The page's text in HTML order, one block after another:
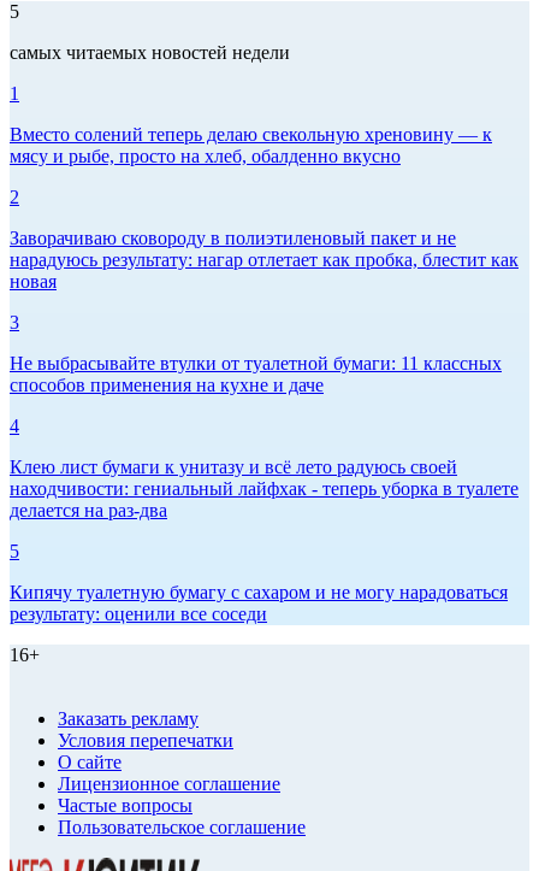
5
самых читаемых новостей недели
1
Вместо солений теперь делаю свекольную хреновину — к
мясу и рыбе, просто на хлеб, обалденно вкусно
2
Заворачиваю сковороду в полиэтиленовый пакет и не
нарадуюсь результату: нагар отлетает как пробка, блестит как
новая
3
Не выбрасывайте втулки от туалетной бумаги: 11 классных
способов применения на кухне и даче
4
Клею лист бумаги к унитазу и всё лето радуюсь своей
находчивости: гениальный лайфхак - теперь уборка в туалете
делается на раз-два
5
Кипячу туалетную бумагу с сахаром и не могу нарадоваться
результату: оценили все соседи
16+
Заказать рекламу
Условия перепечатки
О сайте
Лицензионное соглашение
Частые вопросы
Пользовательское соглашение